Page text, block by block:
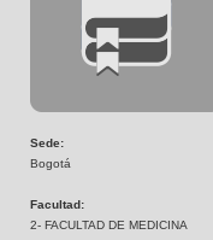
Sede:
Bogotá
Facultad:
2- FACULTAD DE MEDICINA